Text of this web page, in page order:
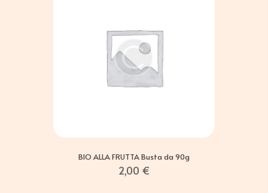
BIO ALLA FRUTTA Busta da 90g
2,00 €